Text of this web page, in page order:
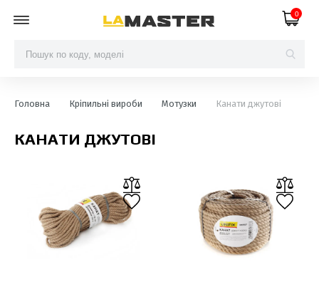
0
Головна Кріпильні вироби Мотузки Канати джутові
КАНАТИ ДЖУТОВІ